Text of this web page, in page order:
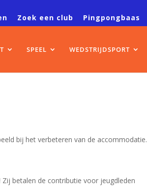
Zoek een club Pingpongbaas
SPEEL WEDSTRIJDSPORT
bij het verbeteren van de accommodatie.
betalen de contributie voor jeugdleden